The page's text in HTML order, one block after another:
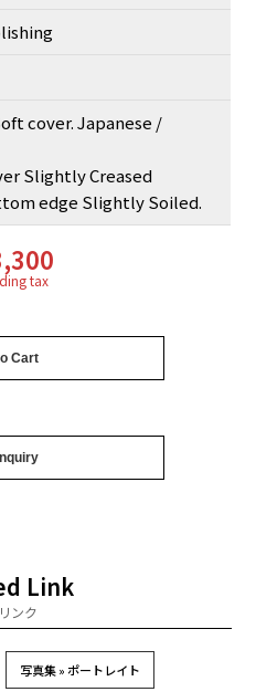
cover. Japanese /
Slightly Creased
edge Slightly Soiled.
tax
Link
ンク
写真集 » ポートレイト